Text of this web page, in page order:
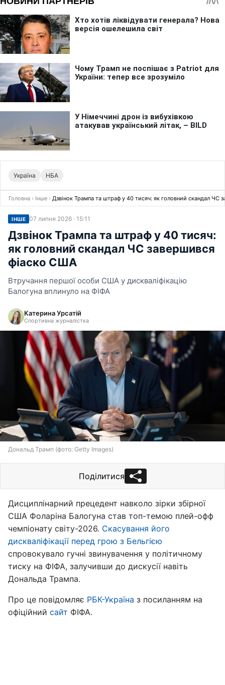
Україна НБА
Головна › Інше › Дзвінок Трампа та штраф у 40 тисяч: як головний скандал ЧС
ІНШЕ 07 липня 2026 · 15:11
Дзвінок Трампа та штраф у 40 тисяч:
як головний скандал ЧС завершився
фіаско США
Втручання першої особи США у дискваліфікацію
Балогуна вплинуло на ФІФА
Катерина Урсатій
Спортивна журналістка
Дональд Трамп (фото: Getty Images)
Поділитися
Дисциплінарний прецедент навколо зірки збірної
США Фоларіна Балогуна став топ-темою плей-офф
чемпіонату світу-2026. Скасування його
дискваліфікації перед грою з Бельгією
спровокувало гучні звинувачення у політичному
тиску на ФІФА, залучивши до дискусії навіть
Дональда Трампа.
Про це повідомляє РБК-Україна з посиланням на
офіційний сайт ФІФА.